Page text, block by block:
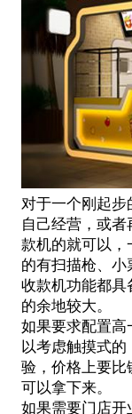
对于一个刚起步
自己经营，或
款机的就可以，
的有扫描枪、
收款机功能都具
的余地较大。
如果要求配置高
以考虑触摸式
验，价格上要比
可以拿下来。
如果需要门店开